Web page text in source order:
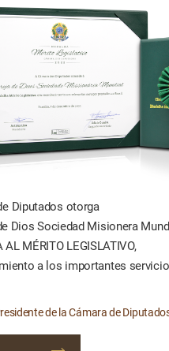
Diputados otorga
Dios Sociedad Misionera
AL MÉRITO LEGISLATIVO,
a los importantes
de la Cámara de